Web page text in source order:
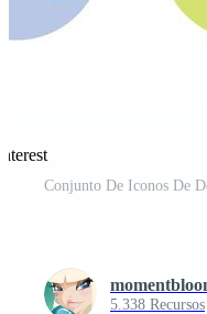
5.338 Recursos